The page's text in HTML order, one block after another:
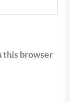
this browser